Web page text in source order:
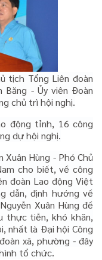
tịch Tổng Liên đoàn
Băng - Ủy viên Đoàn
chủ trì hội nghị.
động tỉnh, 16 công
dự hội nghị.
Hùng - Phó Chủ
cho biết, về công
đoàn Lao động Việt
dẫn, định hướng về
Xuân Hùng đề
thực tiễn, khó khăn,
nhất là Đại hội Công
xã, phường - đây
tổ chức.